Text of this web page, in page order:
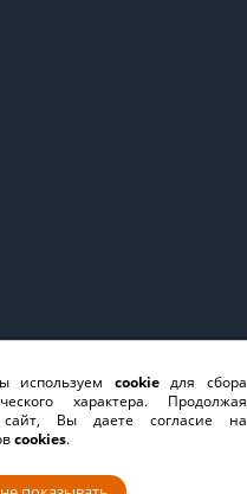
cookieдля сбора
характера. Продолжая
сайт, Вы даете согласие на
cookies.